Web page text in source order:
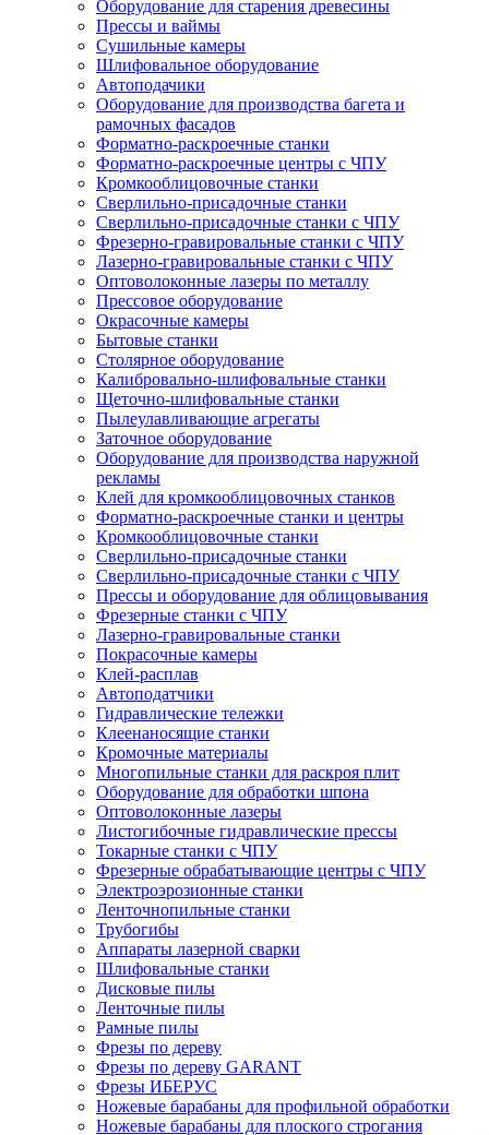
Оборудование для старения древесины
Прессы и ваймы
Сушильные камеры
Шлифовальное оборудование
Автоподачики
Оборудование для производства багета и
рамочных фасадов
Форматно-раскроечные станки
Форматно-раскроечные центры с ЧПУ
Кромкооблицовочные станки
Сверлильно-присадочные станки
Сверлильно-присадочные станки с ЧПУ
Фрезерно-гравировальные станки с ЧПУ
Лазерно-гравировальные станки с ЧПУ
Оптоволоконные лазеры по металлу
Прессовое оборудование
Окрасочные камеры
Бытовые станки
Столярное оборудование
Калибровально-шлифовальные станки
Щеточно-шлифовальные станки
Пылеулавливающие агрегаты
Заточное оборудование
Оборудование для производства наружной
рекламы
Клей для кромкооблицовочных станков
Форматно-раскроечные станки и центры
Кромкооблицовочные станки
Сверлильно-присадочные станки
Сверлильно-присадочные станки с ЧПУ
Прессы и оборудование для облицовывания
Фрезерные станки с ЧПУ
Лазерно-гравировальные станки
Покрасочные камеры
Клей-расплав
Автоподатчики
Гидравлические тележки
Клеенаносящие станки
Кромочные материалы
Многопильные станки для раскроя плит
Оборудование для обработки шпона
Оптоволоконные лазеры
Листогибочные гидравлические прессы
Токарные станки с ЧПУ
Фрезерные обрабатывающие центры с ЧПУ
Электроэрозионные станки
Ленточнопильные станки
Трубогибы
Аппараты лазерной сварки
Шлифовальные станки
Дисковые пилы
Ленточные пилы
Рамные пилы
Фрезы по дереву
Фрезы по дереву GARANT
Фрезы ИБЕРУС
Ножевые барабаны для профильной обработки
Ножевые барабаны для плоского строгания